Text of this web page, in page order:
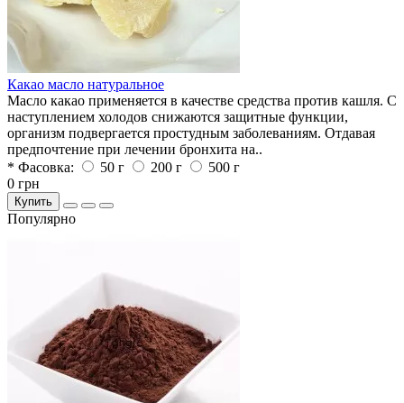
Какао масло натуральное
Масло какао применяется в качестве средства против кашля. С
наступлением холодов снижаются защитные функции,
организм подвергается простудным заболеваниям. Отдавая
предпочтение при лечении бронхита на..
* Фасовка:
50 г 200 г
500 г
0 грн
Купить
Популярно